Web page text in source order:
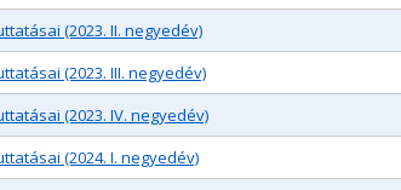
(2023. II. negyedév)
(2023. III. negyedév)
(2023. IV. negyedév)
(2024. I. negyedév)